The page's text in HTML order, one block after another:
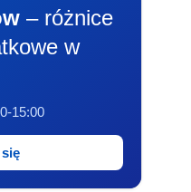
– różnice
w
15:00